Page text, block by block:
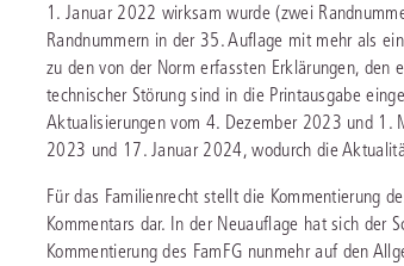
1. Januar 2022 wirksam wurde (zwei
Randnummern in der 35. Auflage mit mehr als
zu den von der Norm erfassten Erklärungen, den
technischer Störung sind in die Printausgabe
Aktualisierungen vom 4. Dezember 2023 und 1.
2023 und 17. Januar 2024, wodurch die
Für das Familienrecht stellt die Kommentierung
Kommentars dar. In der Neuauflage hat sich der
Kommentierung des FamFG nunmehr auf den